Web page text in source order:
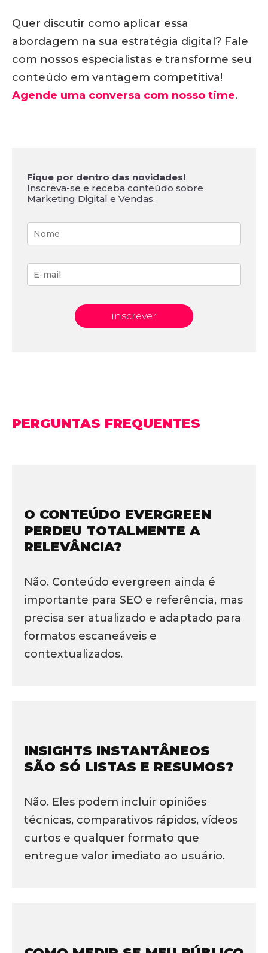
Quer discutir como aplicar essa
abordagem na sua estratégia digital? Fale
com nossos especialistas e transforme seu
conteúdo em vantagem competitiva!
Agende uma conversa com nosso time.
Fique por dentro das novidades!
Inscreva-se e receba conteúdo sobre
Marketing Digital e Vendas.
inscrever
PERGUNTAS FREQUENTES
O CONTEÚDO EVERGREEN
PERDEU TOTALMENTE A
RELEVÂNCIA?
Não. Conteúdo evergreen ainda é
importante para SEO e referência, mas
precisa ser atualizado e adaptado para
formatos escaneáveis e
contextualizados.
INSIGHTS INSTANTÂNEOS
SÃO SÓ LISTAS E RESUMOS?
Não. Eles podem incluir opiniões
técnicas, comparativos rápidos, vídeos
curtos e qualquer formato que
entregue valor imediato ao usuário.